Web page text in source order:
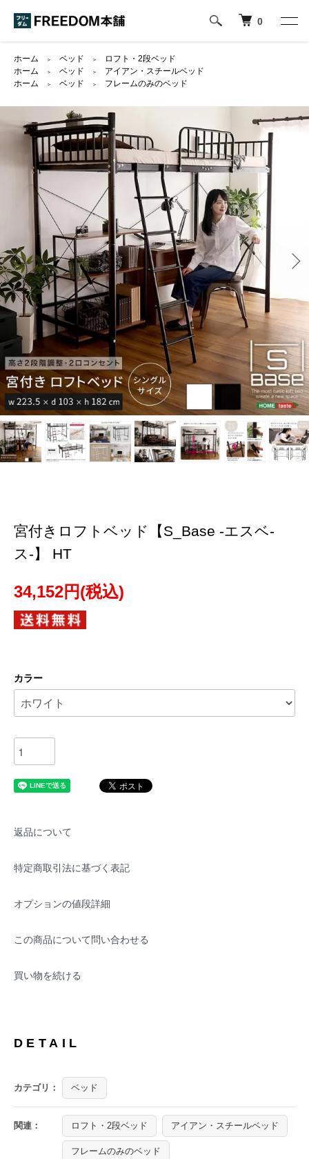
0
ホーム ＞ ベッド ＞
ロフト・2段ベッド
ホーム
＞ ベッド ＞
アイアン・スチールベッド
ホーム
＞ ベッド ＞ フレームのみのベッド
宮付きロフトベッド【S_Base -エスベ-
ス-】 HT
34,152円(税込)
カラー
返品について
特定商取引法に基づく表記
オプションの値段詳細
この商品について問い合わせる
買い物を続ける
DETAIL
カテゴリ： ベッド
関連： ロフト・2段ベッド アイアン・スチールベッド
フレームのみのベッド